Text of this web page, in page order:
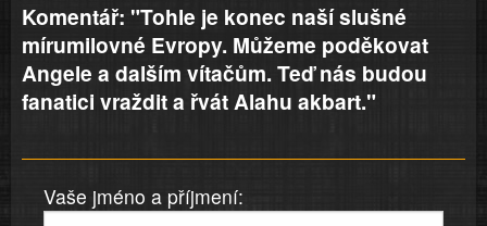
Komentář: "Tohle je konec naší slušné
mírumilovné Evropy. Můžeme poděkovat
Angele a dalším vítačům. Teď nás budou
fanatici vraždit a řvát Alahu akbart."
Vaše jméno a příjmení: